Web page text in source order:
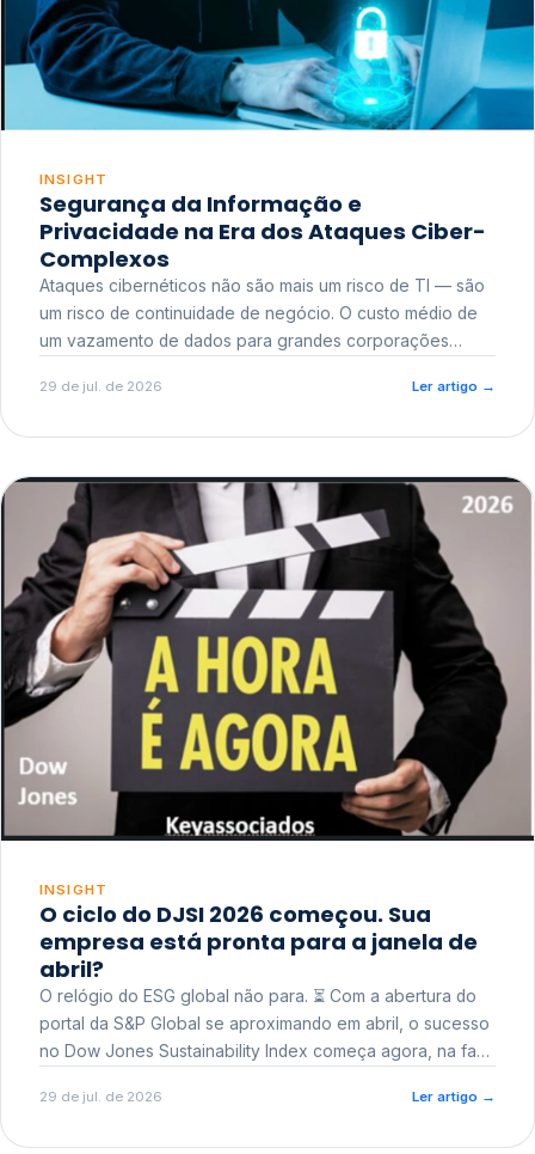
INSIGHT
Segurança da Informação e
Privacidade na Era dos Ataques Ciber-
Complexos
Ataques cibernéticos não são mais um risco de TI — são
um risco de continuidade de negócio. O custo médio de
um vazamento de dados para grandes corporações
reputacional e o risco regulatório junto a órgãos como a
29 de jul. de 2026 Ler artigo →
INSIGHT
O ciclo do DJSI 2026 começou. Sua
empresa está pronta para a janela de
abril?
O relógio do ESG global não para. ⏳ Com a abertura do
portal da S&P Global se aproximando em abril, o sucesso
no Dow Jones Sustainability Index começa agora, na fase
29 de jul. de 2026 Ler artigo →